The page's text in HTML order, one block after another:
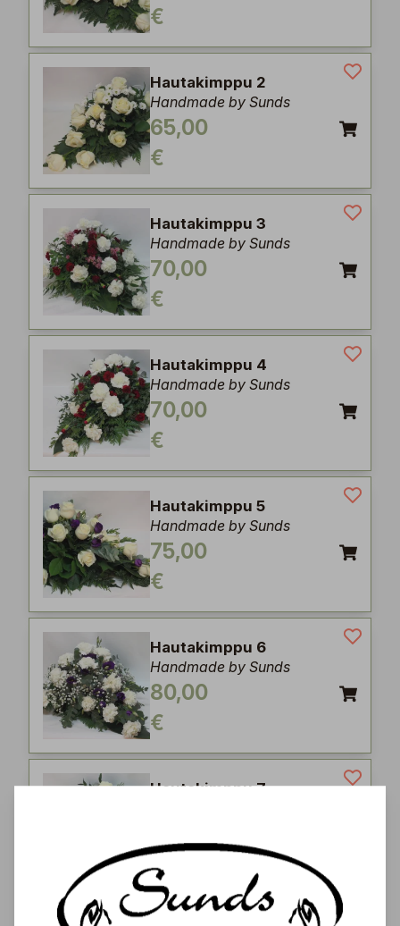
€
Hautakimppu 2
Handmade by Sunds
65,00
€
Hautakimppu 3
Handmade by Sunds
70,00
€
Hautakimppu 4
Handmade by Sunds
70,00
€
Hautakimppu 5
Handmade by Sunds
75,00
€
Hautakimppu 6
Handmade by Sunds
80,00
€
Hautakimppu 7
€